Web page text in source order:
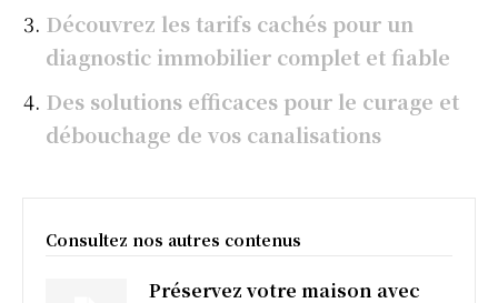
Découvrez les tarifs cachés pour un
diagnostic immobilier complet et fiable
Des solutions efficaces pour le curage et
débouchage de vos canalisations
Consultez nos autres contenus
Préservez votre maison avec